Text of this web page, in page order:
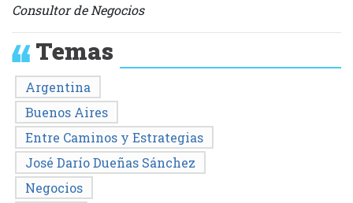
Consultor de Negocios
Temas
Argentina
Buenos Aires
Entre Caminos y Estrategias
José Darío Dueñas Sánchez
Negocios